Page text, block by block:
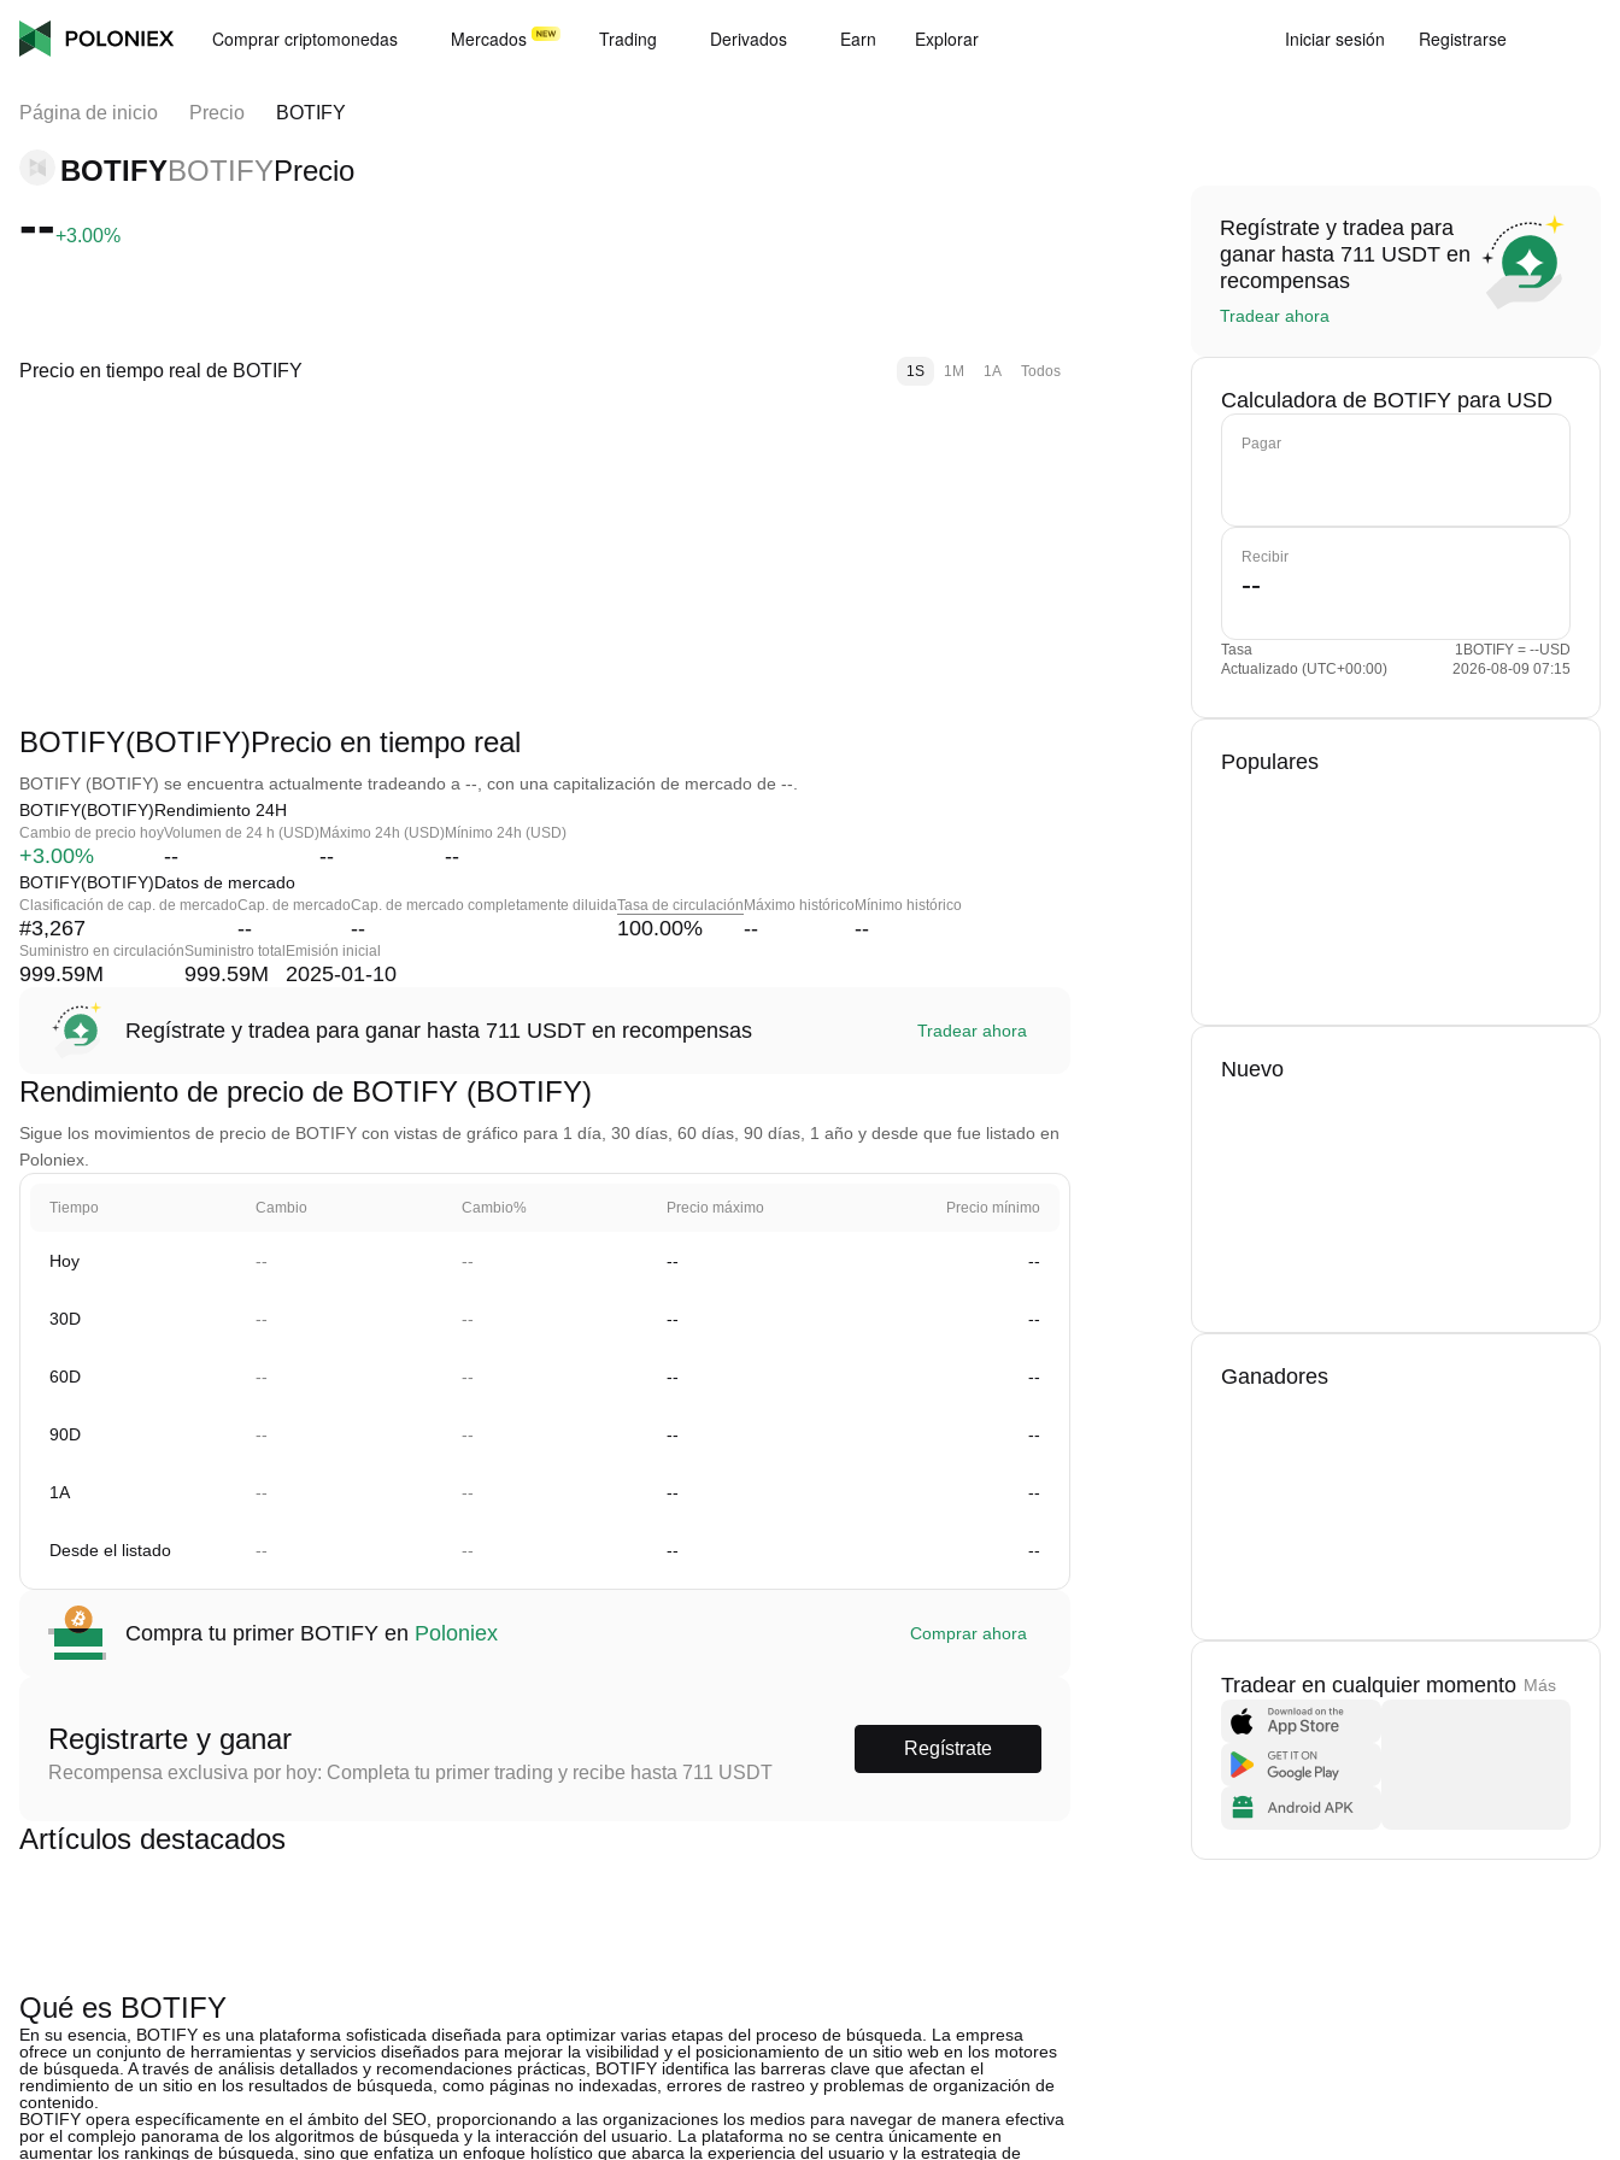
Comprar criptomonedas Mercados Trading Derivados Earn Explorar Iniciar sesión Registrarse
Página de inicio Precio BOTIFY
BOTIFYBOTIFYPrecio
--+3.00%
Precio en tiempo real de BOTIFY 1S 1M 1A Todos
BOTIFY(BOTIFY)Precio en tiempo real
BOTIFY (BOTIFY) se encuentra actualmente tradeando a --, con una capitalización de mercado de --.
BOTIFY(BOTIFY)Rendimiento 24H
Cambio de precio hoy
+3.00%
Volumen de 24 h (USD)
--
Máximo 24h (USD)
--
Mínimo 24h (USD)
--
BOTIFY(BOTIFY)Datos de mercado
Clasificación de cap. de mercado
#3,267
Cap. de mercado
--
Cap. de mercado completamente diluida
--
Tasa de circulación
100.00%
Máximo histórico
--
Mínimo histórico
--
Suministro en circulación
999.59M
Suministro total
999.59M
Emisión inicial
2025-01-10
Regístrate y tradea para ganar hasta 711 USDT en recompensas Tradear ahora
Rendimiento de precio de BOTIFY (BOTIFY)
Sigue los movimientos de precio de BOTIFY con vistas de gráfico para 1 día, 30 días, 60 días, 90 días, 1 año y desde que fue listado en
Poloniex.
Tiempo Cambio Cambio% Precio máximo Precio mínimo
Hoy -- -- -- --
30D -- -- -- --
60D -- -- -- --
90D -- -- -- --
1A -- -- -- --
Desde el listado -- -- -- --
Compra tu primer BOTIFY en Poloniex Comprar ahora
Registrarte y ganar
Recompensa exclusiva por hoy: Completa tu primer trading y recibe hasta 711 USDT
Regístrate
Artículos destacados
Qué es BOTIFY
En su esencia, BOTIFY es una plataforma sofisticada diseñada para optimizar varias etapas del proceso de búsqueda. La empresa
ofrece un conjunto de herramientas y servicios diseñados para mejorar la visibilidad y el posicionamiento de un sitio web en los motores
de búsqueda. A través de análisis detallados y recomendaciones prácticas, BOTIFY identifica las barreras clave que afectan el
rendimiento de un sitio en los resultados de búsqueda, como páginas no indexadas, errores de rastreo y problemas de organización de
contenido.
BOTIFY opera específicamente en el ámbito del SEO, proporcionando a las organizaciones los medios para navegar de manera efectiva
por el complejo panorama de los algoritmos de búsqueda y la interacción del usuario. La plataforma no se centra únicamente en
aumentar los rankings de búsqueda, sino que enfatiza un enfoque holístico que abarca la experiencia del usuario y la estrategia de
Regístrate y tradea para
ganar hasta 711 USDT en
recompensas
Tradear ahora
Calculadora de BOTIFY para USD
Pagar
Recibir
Tasa
1BOTIFY = --USD
Actualizado (UTC+00:00)
2026-08-09 07:15
Populares
Nuevo
Ganadores
Tradear en cualquier momento Más